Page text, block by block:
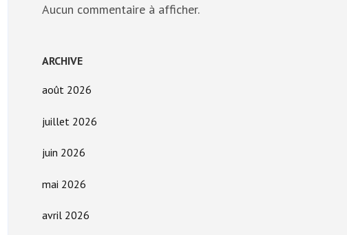
Aucun commentaire à afficher.
ARCHIVE
août 2026
juillet 2026
juin 2026
mai 2026
avril 2026